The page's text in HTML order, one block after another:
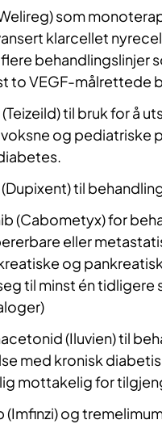
som
klarcellet
behandlingslinjer
to VEGF-målrettede
til bruk for å
voksne og pediatriske
til
(Cabometyx) for
eller
og
til minst én
(Iluvien) til
med kronisk
mottakelig for
(Imfinzi) og